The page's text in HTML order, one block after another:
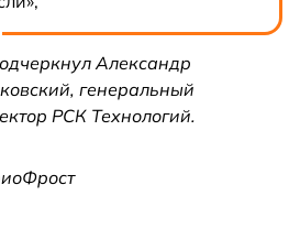
Александр
генеральный
РСК Технологий.